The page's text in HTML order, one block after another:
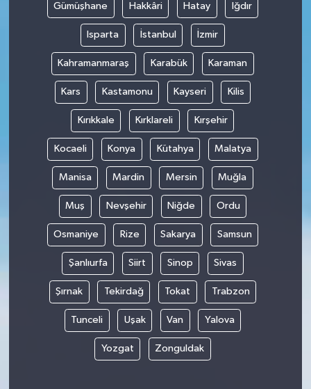
Gümüşhane Hakkâri Hatay Iğdır
Isparta İstanbul İzmir
Kahramanmaraş Karabük Karaman
Kars Kastamonu Kayseri Kilis
Kırıkkale Kırklareli Kırşehir
Kocaeli Konya Kütahya Malatya
Manisa Mardin Mersin Muğla
Muş Nevşehir Niğde Ordu
Osmaniye Rize Sakarya Samsun
Şanlıurfa Siirt Sinop Sivas
Şırnak Tekirdağ Tokat Trabzon
Tunceli Uşak Van Yalova
Yozgat Zonguldak